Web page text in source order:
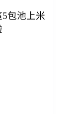
包池上米